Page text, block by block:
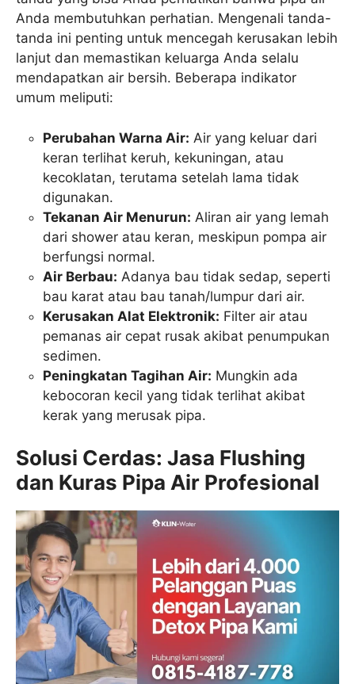
Anda membutuhkan perhatian. Mengenali tanda-
tanda ini penting untuk mencegah kerusakan lebih
lanjut dan memastikan keluarga Anda selalu
mendapatkan air bersih. Beberapa indikator
umum meliputi:
Perubahan Warna Air: Air yang keluar dari
keran terlihat keruh, kekuningan, atau
kecoklatan, terutama setelah lama tidak
digunakan.
Tekanan Air Menurun: Aliran air yang lemah
dari shower atau keran, meskipun pompa air
berfungsi normal.
Air Berbau: Adanya bau tidak sedap, seperti
bau karat atau bau tanah/lumpur dari air.
Kerusakan Alat Elektronik: Filter air atau
pemanas air cepat rusak akibat penumpukan
sedimen.
Peningkatan Tagihan Air: Mungkin ada
kebocoran kecil yang tidak terlihat akibat
kerak yang merusak pipa.
Solusi Cerdas: Jasa Flushing
dan Kuras Pipa Air Profesional